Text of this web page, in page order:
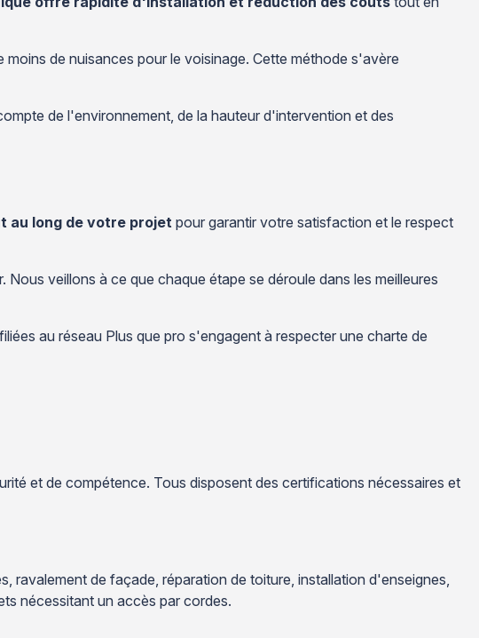
de nuisances pour le voisinage. Cette méthode s'avère
de l'environnement, de la hauteur d'intervention et des
au long de votre projet pour garantir votre satisfaction et le respect
veillons à ce que chaque étape se déroule dans les meilleures
au réseau Plus que pro s'engagent à respecter une charte de
et de compétence. Tous disposent des certifications nécessaires et
de façade, réparation de toiture, installation d'enseignes,
nécessitant un accès par cordes.